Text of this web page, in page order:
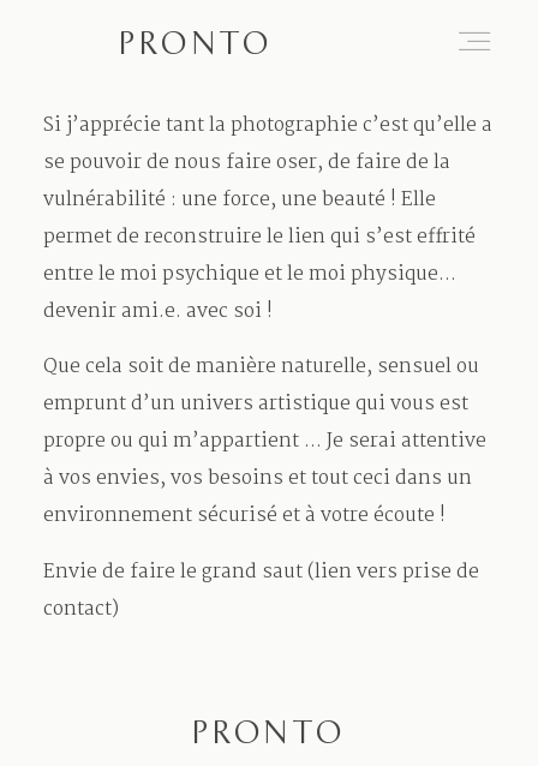
PRONTO
Si j’apprécie tant la photographie c’est qu’elle a
se pouvoir de nous faire oser, de faire de la
vulnérabilité : une force, une beauté ! Elle
permet de reconstruire le lien qui s’est effrité
entre le moi psychique et le moi physique...
devenir ami.e. avec soi !
Que cela soit de manière naturelle, sensuel ou
emprunt d’un univers artistique qui vous est
propre ou qui m’appartient ... Je serai attentive
à vos envies, vos besoins et tout ceci dans un
environnement sécurisé et à votre écoute !
Envie de faire le grand saut (lien vers prise de
contact)
PRONTO
Mon Regard
Échangeons